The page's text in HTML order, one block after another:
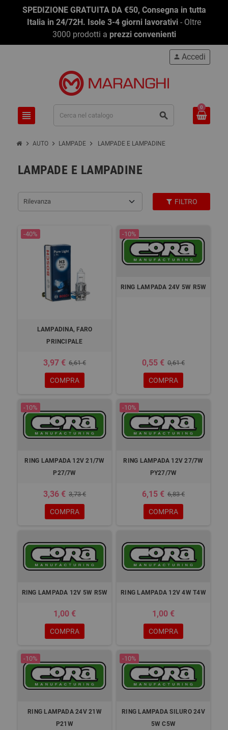
SPEDIZIONE GRATUITA DA €50, Consegna in tutta
Italia in 24/72H. Isole 3-4 giorni lavorativi - Oltre
3000 prodotti a prezzi convenienti
view_headline search
person Accedi
0
chevron_right AUTO chevron_right LAMPADE chevron_right LAMPADE E LAMPADINE
LAMPADE E LAMPADINE
Rilevanza FILTRO
-40%
LAMPADINA, FARO
PRINCIPALE
3,97 € 6,61 €
COMPRA
-10%
RING LAMPADA 24V 5W R5W
0,55 € 0,61 €
COMPRA
-10%
RING LAMPADA 12V 21/7W
P27/7W
3,36 € 3,73 €
COMPRA
-10%
RING LAMPADA 12V 27/7W
PY27/7W
6,15 € 6,83 €
COMPRA
RING LAMPADA 12V 5W R5W
1,00 €
COMPRA
RING LAMPADA 12V 4W T4W
1,00 €
COMPRA
-10%
RING LAMPADA 24V 21W
P21W
-10%
RING LAMPADA SILURO 24V
5W C5W